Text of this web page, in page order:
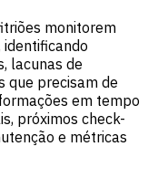
monitorem
lacunas de
que precisam de
em tempo
próximos check-
e métricas